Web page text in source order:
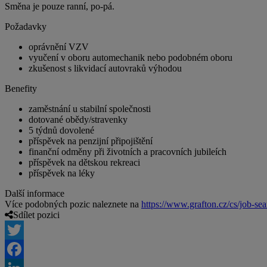
Směna je pouze ranní, po-pá.
Požadavky
oprávnění VZV
vyučení v oboru automechanik nebo podobném oboru
zkušenost s likvidací autovraků výhodou
Benefity
zaměstnání u stabilní společnosti
dotované obědy/stravenky
5 týdnů dovolené
příspěvek na penzijní připojištění
finanční odměny při životních a pracovních jubileích
příspěvek na dětskou rekreaci
příspěvek na léky
Další informace
Více podobných pozic naleznete na https://www.grafton.cz/cs/job-
Sdílet pozici
Twitter